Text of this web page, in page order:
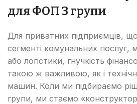
для ФОП 3 групи
Для приватних підприємців,
сегменті комунальних послуг,
або логістики, гнучкість
такою ж важливою, як і
машин. Коли ми підбираємо
групи, ми стаємо